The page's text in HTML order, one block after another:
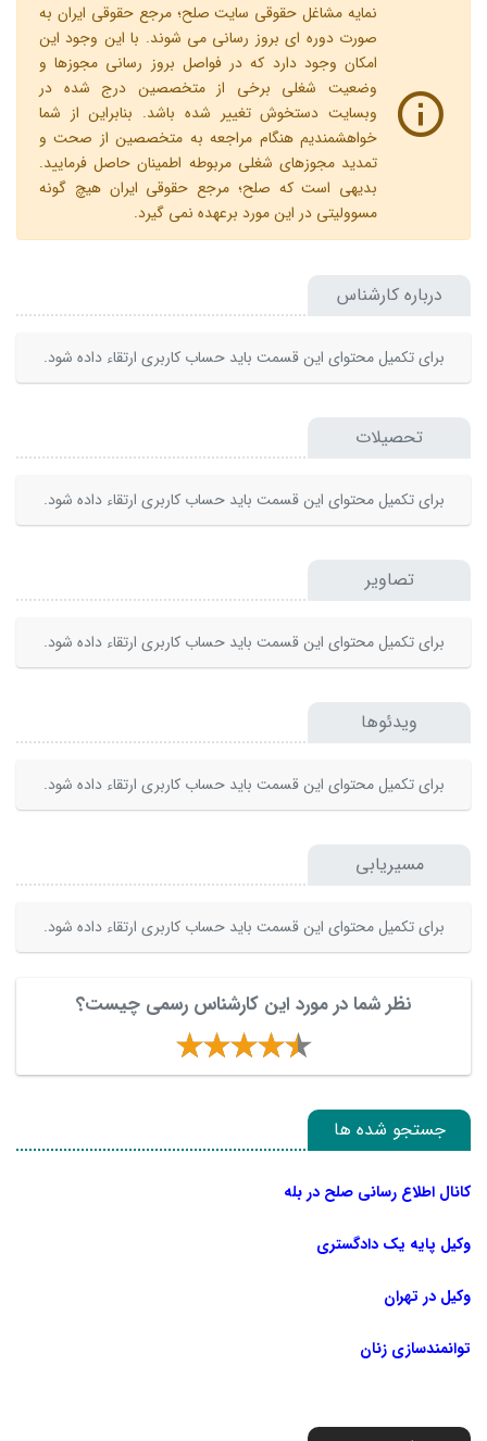
نمایه مشاغل حقوقی سایت صلح؛ مرجع حقوقی ایران به
صورت دوره ای بروز رسانی می شوند. با این وجود این
امکان وجود دارد که در فواصل بروز رسانی مجوزها و
وضعیت شغلی برخی از متخصصین درج شده در
وبسایت دستخوش تغییر شده باشد. بنابراین از شما
خواهشمندیم هنگام مراجعه به متخصصین از صحت و
تمدید مجوزهای شغلی مربوطه اطمینان حاصل فرمایید.
بدیهی است که صلح؛ مرجع حقوقی ایران هیچ گونه
مسوولیتی در این مورد برعهده نمی گیرد.
درباره کارشناس
برای تکمیل محتوای این قسمت باید حساب کاربری ارتقاء داده شود.
تحصیلات
برای تکمیل محتوای این قسمت باید حساب کاربری ارتقاء داده شود.
تصاویر
برای تکمیل محتوای این قسمت باید حساب کاربری ارتقاء داده شود.
ویدئوها
برای تکمیل محتوای این قسمت باید حساب کاربری ارتقاء داده شود.
مسیریابی
برای تکمیل محتوای این قسمت باید حساب کاربری ارتقاء داده شود.
نظر شما در مورد این کارشناس رسمی چیست؟
جستجو شده ها
کانال اطلاع رسانی صلح در بله
وکیل پایه یک دادگستری
وکیل در تهران
توانمندسازی زنان